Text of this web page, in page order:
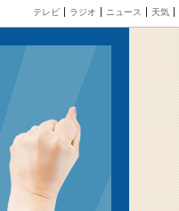
テレビ ラジオ ニュース 天気